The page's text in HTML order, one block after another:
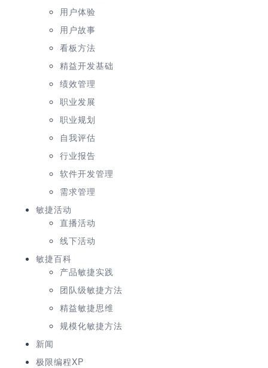
用户体验
用户故事
看板方法
精益开发基础
绩效管理
职业发展
职业规划
自我评估
行业报告
软件开发管理
需求管理
敏捷活动
直播活动
线下活动
敏捷百科
产品敏捷实践
团队级敏捷方法
精益敏捷思维
规模化敏捷方法
新闻
极限编程XP